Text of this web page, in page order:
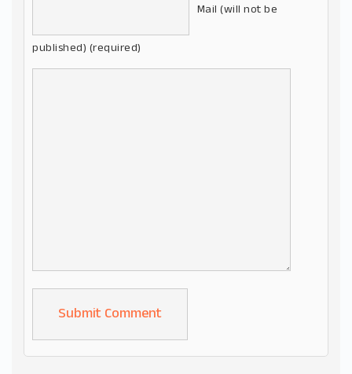
Mail (will not be
published) (required)
Alternative: